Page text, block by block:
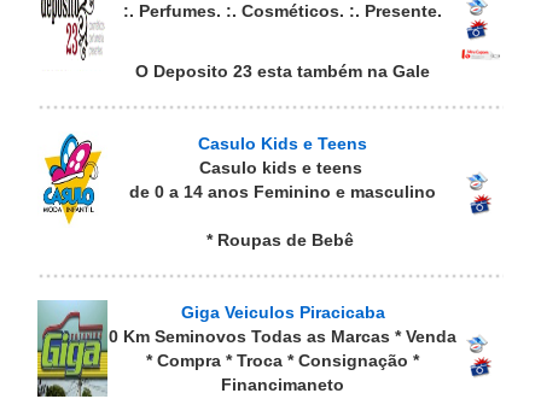
:. Perfumes. :. Cosméticos. :. Presente.
O Deposito 23 esta também na Gale
Casulo Kids e Teens
Casulo kids e teens
de 0 a 14 anos Feminino e masculino
* Roupas de Bebê
Giga Veiculos Piracicaba
0 Km Seminovos Todas as Marcas * Venda
* Compra * Troca * Consignação *
Financimaneto